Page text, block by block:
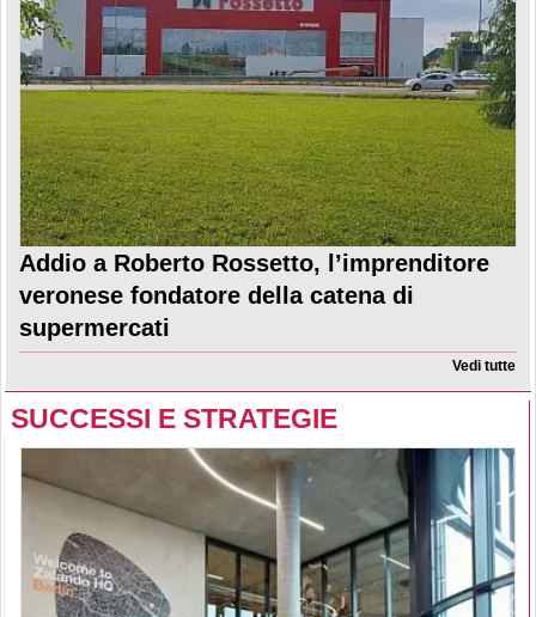
Addio a Roberto Rossetto, l’imprenditore
veronese fondatore della catena di
supermercati
Vedi tutte
SUCCESSI E STRATEGIE